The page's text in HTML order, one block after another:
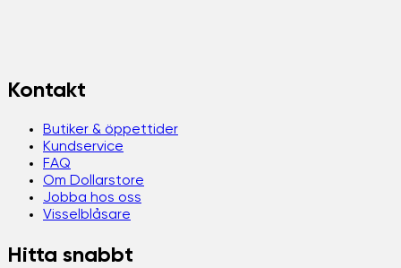
Kontakt
Butiker & öppettider
Kundservice
FAQ
Om Dollarstore
Jobba hos oss
Visselblåsare
Hitta snabbt